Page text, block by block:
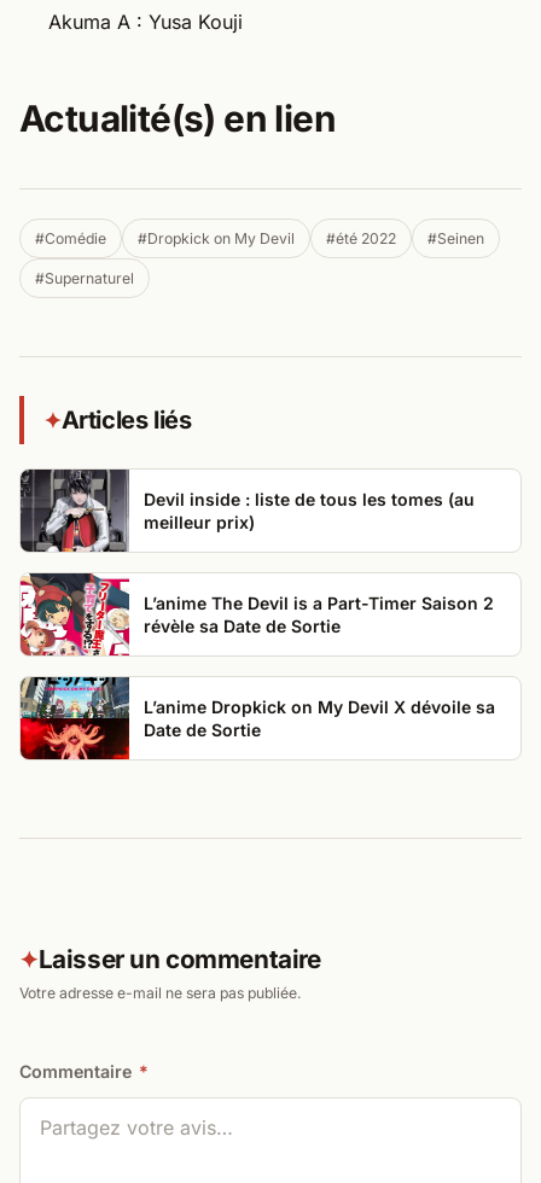
Akuma A : Yusa Kouji
Actualité(s) en lien
#Comédie #Dropkick on My Devil #été 2022 #Seinen
#Supernaturel
✦Articles liés
Devil inside : liste de tous les tomes (au
meilleur prix)
L’anime The Devil is a Part-Timer Saison 2
révèle sa Date de Sortie
L’anime Dropkick on My Devil X dévoile sa
Date de Sortie
✦Laisser un commentaire
Votre adresse e-mail ne sera pas publiée.
Commentaire *